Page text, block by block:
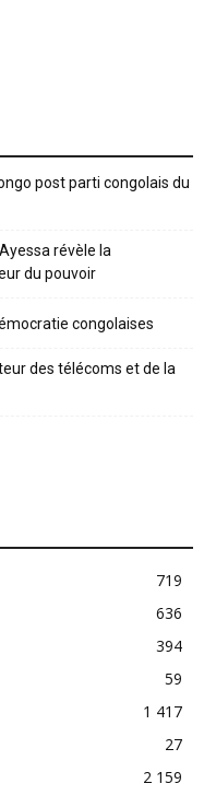
post parti congolais du
révèle la
du pouvoir
congolaises
des télécoms et de la
719
636
394
59
1 417
27
2 159